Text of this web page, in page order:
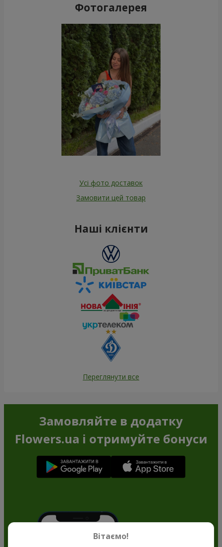
Фотогалерея
Усі фото доставок
Замовити цей товар
Наші клієнти
Переглянути все
Замовляйте в додатку
Flowers.ua і отримуйте бонуси
Вітаємо!